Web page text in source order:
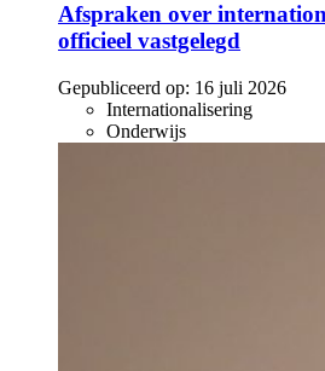
Afspraken over
officieel vastgelegd
Gepubliceerd op: 16 juli 2026
Internationalisering
Onderwijs